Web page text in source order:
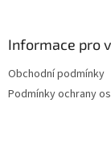
Informace pro
Obchodní podmínky
Podmínky ochrany